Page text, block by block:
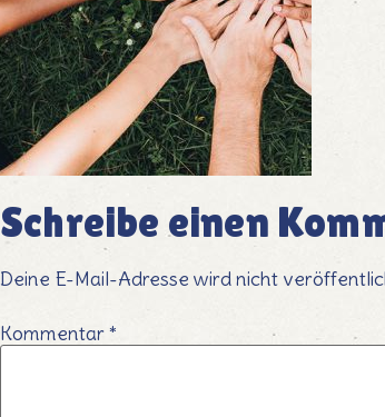
Schreibe einen
Deine E-Mail-Adresse wird nicht
Kommentar*